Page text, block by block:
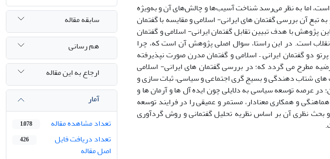
اما به نظر می‌رسد شناخت آسیب‌ها و چالش‌های آن و به‌ویژه
آن بررسی گفتمان های ایرانی- اسلامی و مقایسه با گفتمان
پژوهش با هدف تبیین تقابل گفتمان ایرانی- اسلامی و گفتمان
است. در این راستا، سوال اصلی پژوهش آن است که، چرا
دو گفتمان ایرانی – اسلامی و گفتمان مدرن صورت نپذیرفته
مطرح می گردد که؛ در بررسی گفتمان های ایرانی- اسلامی
های شتاب دهندگی و بسیج گری اجتماعی و سیاسی، ثبات سازی و
عرصه توسعه سیاسی به دلایلی چون ایده آل ها و آرمان ها و
و همکاری معنادار، مستمر و عمیقی را در فرایند توسعه
نظری آن بر اساس نظریه تحلیل گفتمانی و روش گردآوری
سابقه مقاله
هم رسانی
ارجاع به این مقاله
آمار
تعداد مشاهده مقاله
1,078
تعداد دریافت فایل
اصل مقاله
426